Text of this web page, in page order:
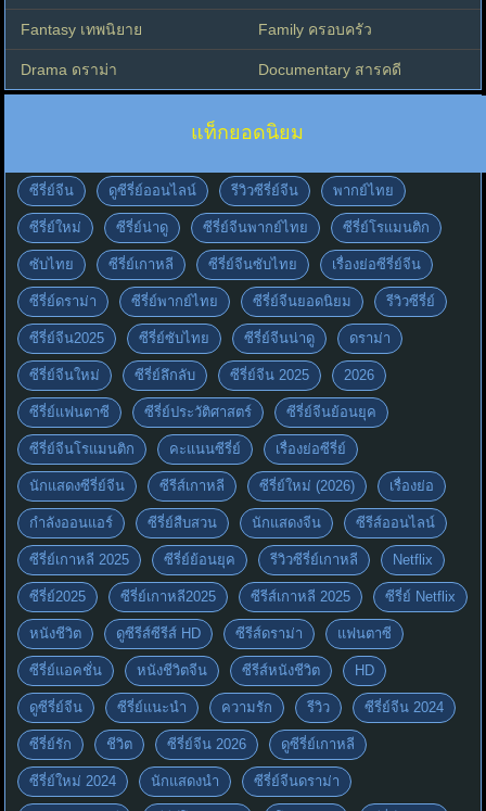
Fantasy เทพนิยาย Family ครอบครัว
Drama ดราม่า Documentary สารคดี
แท็กยอดนิยม
ซีรี่ย์จีน ดูซีรี่ย์ออนไลน์ รีวิวซีรี่ย์จีน พากย์ไทย
ซีรี่ย์ใหม่ ซีรี่ย์น่าดู ซีรี่ย์จีนพากย์ไทย ซีรี่ย์โรแมนติก
ซับไทย ซีรี่ย์เกาหลี ซีรี่ย์จีนซับไทย เรื่องย่อซีรี่ย์จีน
ซีรี่ย์ดราม่า ซีรี่ย์พากย์ไทย ซีรี่ย์จีนยอดนิยม รีวิวซีรี่ย์
ซีรี่ย์จีน2025 ซีรี่ย์ซับไทย ซีรี่ย์จีนน่าดู ดราม่า
ซีรี่ย์จีนใหม่ ซีรี่ย์ลึกลับ ซีรี่ย์จีน 2025 2026
ซีรี่ย์แฟนตาซี ซีรี่ย์ประวัติศาสตร์ ซีรี่ย์จีนย้อนยุค
ซีรี่ย์จีนโรแมนติก คะแนนซีรี่ย์ เรื่องย่อซีรี่ย์
นักแสดงซีรี่ย์จีน ซีรีส์เกาหลี ซีรี่ย์ใหม่ (2026) เรื่องย่อ
กำลังออนแอร์ ซีรี่ย์สืบสวน นักแสดงจีน ซีรีส์ออนไลน์
ซีรี่ย์เกาหลี 2025 ซีรี่ย์ย้อนยุค รีวิวซีรี่ย์เกาหลี Netflix
ซีรี่ย์2025 ซีรี่ย์เกาหลี2025 ซีรีส์เกาหลี 2025 ซีรี่ย์ Netflix
หนังชีวิต ดูซีรีส์ซีรีส์ HD ซีรีส์ดราม่า แฟนตาซี
ซีรี่ย์แอคชั่น หนังชีวิตจีน ซีรีส์หนังชีวิต HD
ดูซีรี่ย์จีน ซีรี่ย์แนะนำ ความรัก รีวิว ซีรี่ย์จีน 2024
ซีรี่ย์รัก ชีวิต ซีรี่ย์จีน 2026 ดูซีรี่ย์เกาหลี
ซีรี่ย์ใหม่ 2024 นักแสดงนำ ซีรี่ย์จีนดราม่า